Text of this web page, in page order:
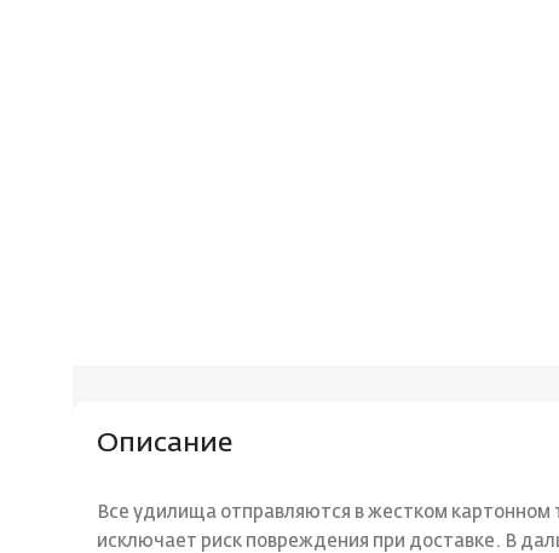
Описание
Все удилища отправляются в жестком картонном
исключает риск повреждения при доставке. В